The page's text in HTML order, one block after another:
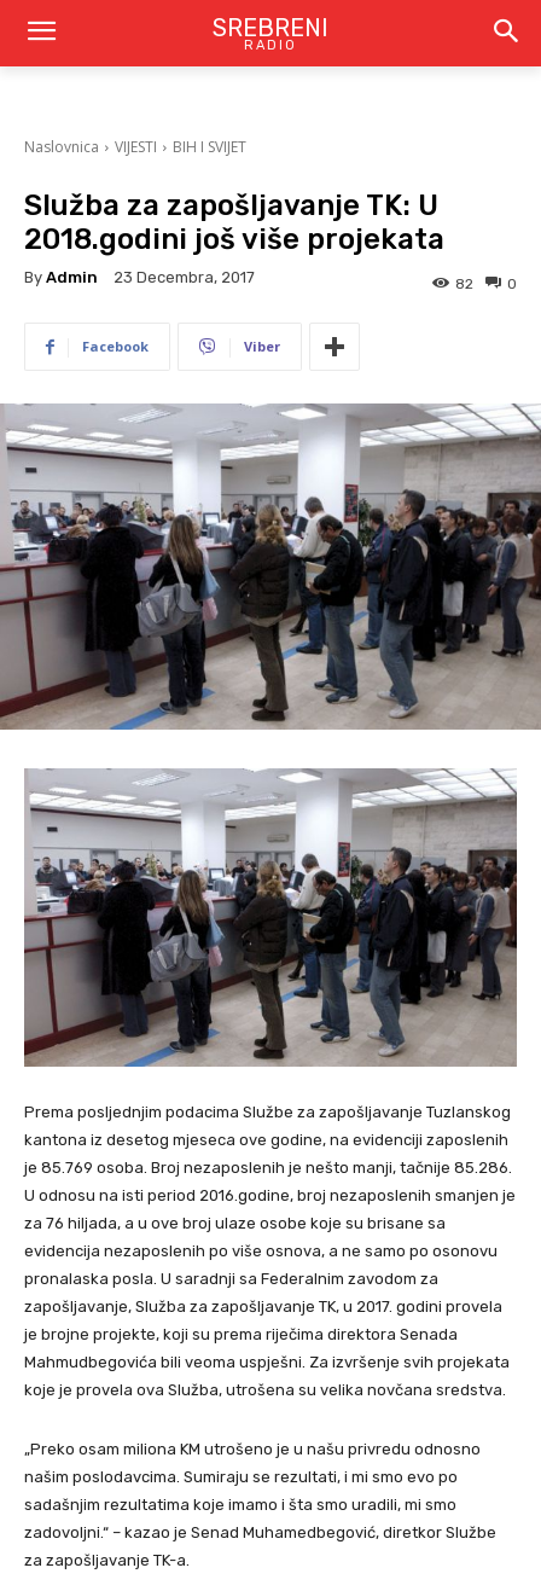
SREBRENI
RADIO
Naslovnica VIJESTI BIH I SVIJET
Služba za zapošljavanje TK: U
2018.godini još više projekata
By Admin 23 Decembra, 2017 0
82
Facebook Viber
Prema posljednjim podacima Službe za zapošljavanje Tuzlanskog
kantona iz desetog mjeseca ove godine, na evidenciji zaposlenih
je 85.769 osoba. Broj nezaposlenih je nešto manji, tačnije 85.286.
U odnosu na isti period 2016.godine, broj nezaposlenih smanjen je
za 76 hiljada, a u ove broj ulaze osobe koje su brisane sa
evidencija nezaposlenih po više osnova, a ne samo po osonovu
pronalaska posla. U saradnji sa Federalnim zavodom za
zapošljavanje, Služba za zapošljavanje TK, u 2017. godini provela
je brojne projekte, koji su prema riječima direktora Senada
Mahmudbegovića bili veoma uspješni. Za izvršenje svih projekata
koje je provela ova Služba, utrošena su velika novčana sredstva.
„Preko osam miliona KM utrošeno je u našu privredu odnosno
našim poslodavcima. Sumiraju se rezultati, i mi smo evo po
sadašnjim rezultatima koje imamo i šta smo uradili, mi smo
zadovoljni.“ – kazao je Senad Muhamedbegović, diretkor Službe
za zapošljavanje TK-a.